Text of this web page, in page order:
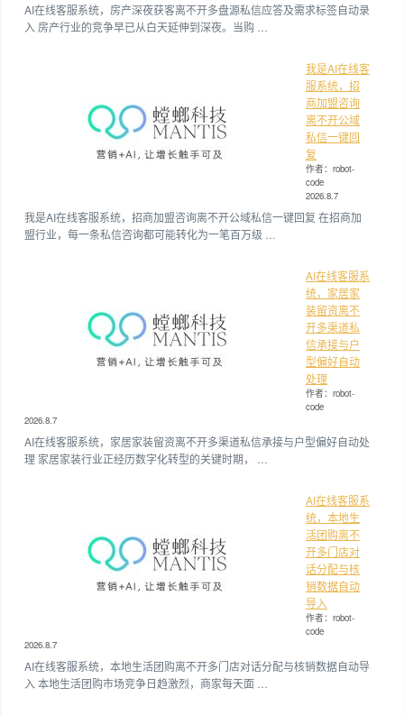
AI在线客服系统，房产深夜获客离不开多盘源私信应答及需求标签自动录
入 房产行业的竞争早已从白天延伸到深夜。当购 …
我是AI在线客
服系统，招
商加盟咨询
离不开公域
私信一键回
复
作者：robot-
code
2026.8.7
我是AI在线客服系统，招商加盟咨询离不开公域私信一键回复 在招商加
盟行业，每一条私信咨询都可能转化为一笔百万级 …
AI在线客服系
统，家居家
装留资离不
开多渠道私
信承接与户
型偏好自动
处理
作者：robot-
code
2026.8.7
AI在线客服系统，家居家装留资离不开多渠道私信承接与户型偏好自动处
理 家居家装行业正经历数字化转型的关键时期， …
AI在线客服系
统，本地生
活团购离不
开多门店对
话分配与核
销数据自动
导入
作者：robot-
code
2026.8.7
AI在线客服系统，本地生活团购离不开多门店对话分配与核销数据自动导
入 本地生活团购市场竞争日趋激烈，商家每天面 …